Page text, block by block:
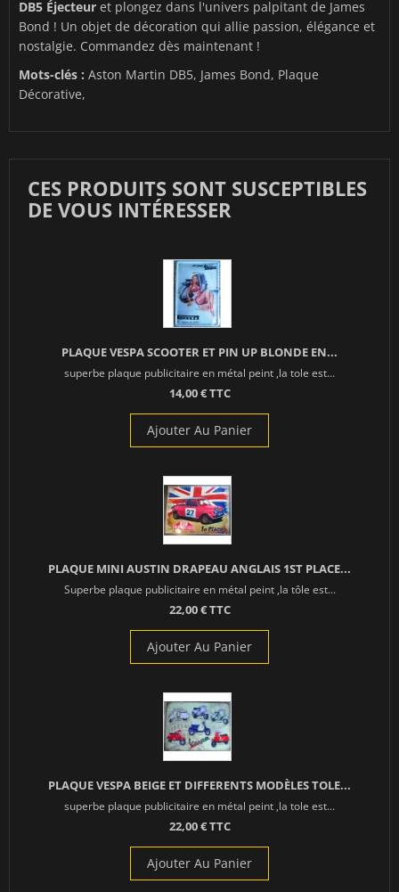
DB5 Éjecteur et plongez dans l'univers palpitant de James
Bond ! Un objet de décoration qui allie passion, élégance et
nostalgie. Commandez dès maintenant !
Mots-clés : Aston Martin DB5, James Bond, Plaque
Décorative,
CES PRODUITS SONT SUSCEPTIBLES
DE VOUS INTÉRESSER
PLAQUE VESPA SCOOTER ET PIN UP BLONDE EN...
superbe plaque publicitaire en métal peint ,la tole est...
14,00 € TTC
Ajouter Au Panier
PLAQUE MINI AUSTIN DRAPEAU ANGLAIS 1ST PLACE...
Superbe plaque publicitaire en métal peint ,la tôle est...
22,00 € TTC
Ajouter Au Panier
PLAQUE VESPA BEIGE ET DIFFERENTS MODÈLES TOLE...
superbe plaque publicitaire en métal peint ,la tole est...
22,00 € TTC
Ajouter Au Panier